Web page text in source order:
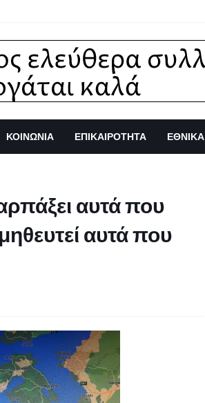
ΚΟΙΝΩΝΙΑ ΕΠΙΚΑΙΡΟΤΗΤΑ ΕΘΝΙΚΑ
αυτά που
αυτά που